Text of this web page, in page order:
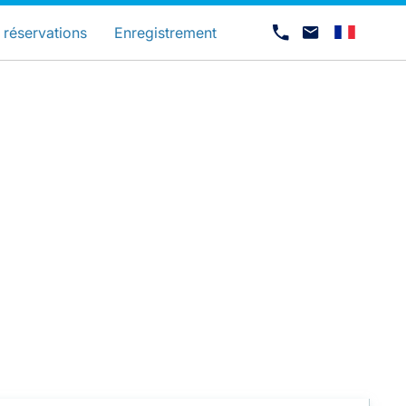
réservations Enregistrement